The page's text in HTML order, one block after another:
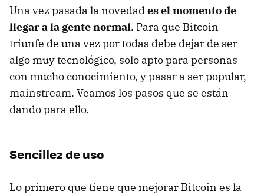
Una vez pasada la novedades el momento de
llegar a la gente normal. Para que Bitcoin
triunfe de una vez por todas debe dejar de ser
algo muy tecnológico, solo apto para personas
con mucho conocimiento, y pasar a ser popular,
mainstream. Veamos los pasos que se están
dando para ello.
Sencillez de uso
Lo primero que tiene que mejorar Bitcoin es la